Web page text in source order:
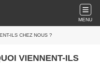
MENU
ILS CHEZ NOUS ?
VIENNENT-ILS